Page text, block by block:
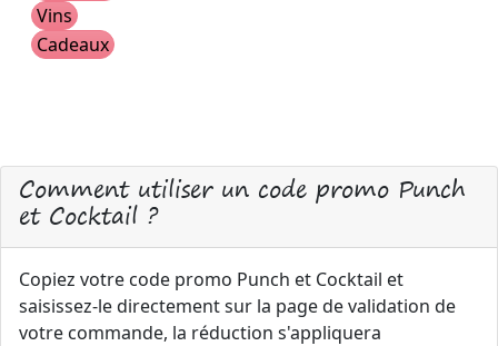
Vins
Cadeaux
Comment utiliser un code promo Punch
et Cocktail ?
Copiez votre code promo Punch et Cocktail et
saisissez-le directement sur la page de validation de
votre commande, la réduction s'appliquera